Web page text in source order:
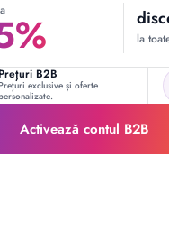
la
Prețuri B2B
exclusive și oferte
Activează contul B2B